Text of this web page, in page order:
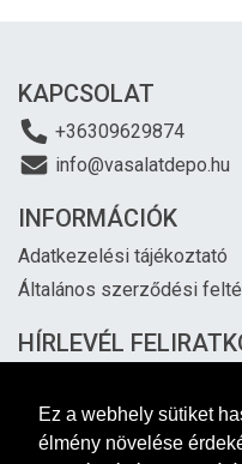
Ez a webhely sütiket
élmény növelése
KAPCSOLAT
+36309629874
info@vasalatdepo.hu
INFORMÁCIÓK
Adatkezelési tájékoztató
Általános szerződési
HÍRLEVÉL